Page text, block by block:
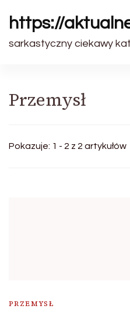
https://
sarkastyczny ciekawy
Przemysł
Pokazuje: 1 - 2 z 2 artykułów
PRZEMYSŁ